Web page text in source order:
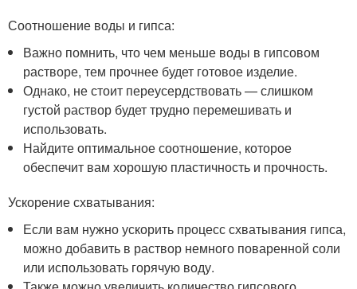
Соотношение воды и гипса:
Важно помнить, что чем меньше воды в гипсовом
растворе, тем прочнее будет готовое изделие.
Однако, не стоит переусердствовать — слишком
густой раствор будет трудно перемешивать и
использовать.
Найдите оптимальное соотношение, которое
обеспечит вам хорошую пластичность и прочность.
Ускорение схватывания:
Если вам нужно ускорить процесс схватывания гипса,
можно добавить в раствор немного поваренной соли
или использовать горячую воду.